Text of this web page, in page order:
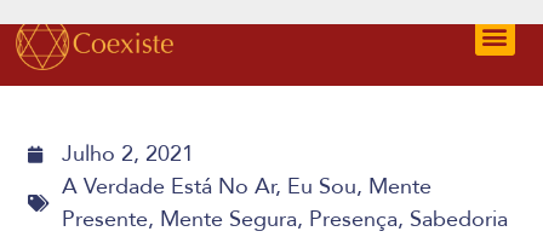
Julho 2, 2021
A Verdade Está No Ar, Eu Sou, Mente
Presente, Mente Segura, Presença, Sabedoria